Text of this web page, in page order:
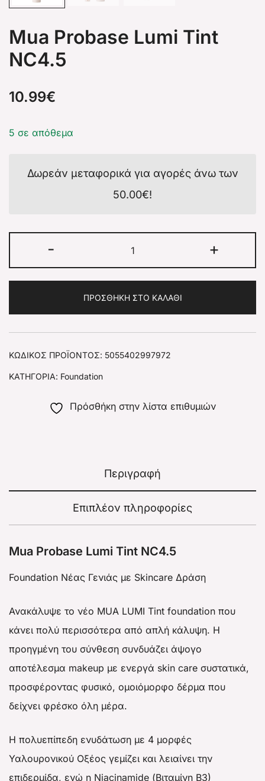
Mua Probase Lumi Tint
NC4.5
10.99€
5 σε απόθεμα
Δωρεάν μεταφορικά για αγορές άνω των
50.00€!
- +
ΠΡΟΣΘΉΚΗ ΣΤΟ ΚΑΛΆΘΙ
ΚΩΔΙΚΌΣ ΠΡΟΪΌΝΤΟΣ: 5055402997972
ΚΑΤΗΓΟΡΊΑ: Foundation
Πρόσθήκη στην λίστα επιθυμιών
Περιγραφή
Επιπλέον πληροφορίες
Mua Probase Lumi Tint NC4.5
Foundation Νέας Γενιάς με Skincare Δράση
Ανακάλυψε το νέο MUA LUMI Tint foundation που
κάνει πολύ περισσότερα από απλή κάλυψη. Η
προηγμένη του σύνθεση συνδυάζει άψογο
αποτέλεσμα makeup με ενεργά skin care συστατικά,
προσφέροντας φυσικό, ομοιόμορφο δέρμα που
δείχνει φρέσκο όλη μέρα.
Η πολυεπίπεδη ενυδάτωση με 4 μορφές
Υαλουρονικού Οξέος γεμίζει και λειαίνει την
επιδερμίδα, ενώ η Niacinamide (Βιταμίνη B3)